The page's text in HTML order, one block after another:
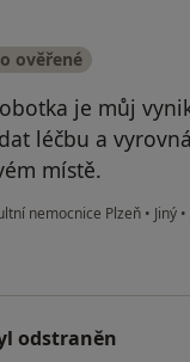
ověřené
je můj
léčbu a
místě.
nemocnice Plzeň • Jiný •
odstraněn